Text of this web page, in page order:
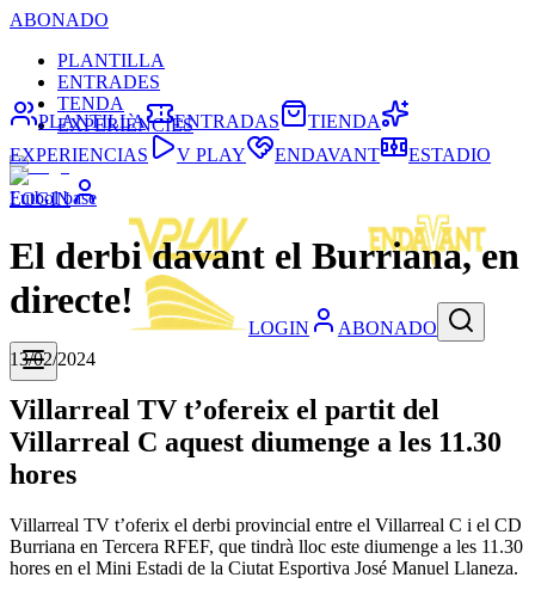
ABONADO
PLANTILLA
ENTRADES
TENDA
EXPERIÈNCIES
LOGIN
LOGIN ABONADO
PLANTILLA ENTRADAS
TIENDA
EXPERIENCIAS
V PLAY ENDAVANT ESTADIO
Futbol base
El derbi davant el Burriana, en
directe!
13/02/2024
Villarreal TV t’ofereix el partit del
Villarreal C aquest diumenge a les 11.30
hores
Villarreal TV t’oferix el derbi provincial entre el Villarreal C i el CD
Burriana en Tercera RFEF, que tindrà lloc este diumenge a les 11.30
hores en el Mini Estadi de la Ciutat Esportiva José Manuel Llaneza.